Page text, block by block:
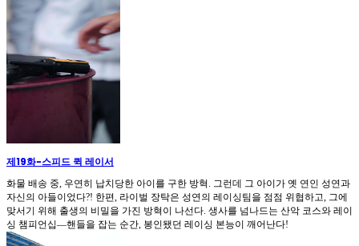
제19화-스피드 퀵 레이서
화물 배송 중, 우연히 납치당한 아이를 구한 방혁. 그런데 그 아이가 옛 연인 성연과
자신의 아들이었다?! 한편, 라이벌 장탁은 성연의 레이싱팀을 점점 위협하고, 그에
맞서기 위해 출생의 비밀을 가진 방혁이 나선다. 생사를 넘나드는 산악 코스와 레이
싱 챔피언십—핸들을 잡는 순간, 봉인됐던 레이싱 본능이 깨어난다!